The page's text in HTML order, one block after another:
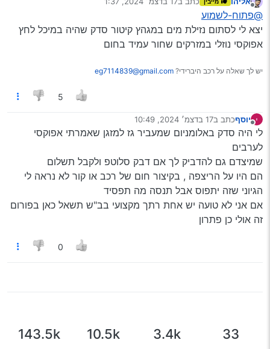
מייבין נערך לאחרונה על ידי
@פתוח-לשמוע
יצא לי לסתום נזילת מים במגהץ קיטור סדק שהיה במיכל לחץ
אפוקסי נוזלי במזרקים שחור עמיד בחום
יש לך שאלה על רכב היברידי? eg7114839@gmail.com
5
מנותק
יוסףכתב ב17 בדצמ׳ 2024, 10:49
נערך לאחרונה על ידי
לי היה סדק באלומניום שמעביר גז למזגן שאמרתי אפוקסי
לערבים
שמיצדם גם להדביק לך אם דבק סלוטפ ולקבל תשלום
הם היו על הריצפה , בקיצור חום של רכב או קור לא נראה לי
הגיוני שזה יתפוס אבל תנסה מה תפסיד
אם אני לא טועה יש אחת רתך מקצועי בב"ש תשאל כאן בפורום
זה אולי כן פתרון
0
33
3.4k
10.5k
143.5k